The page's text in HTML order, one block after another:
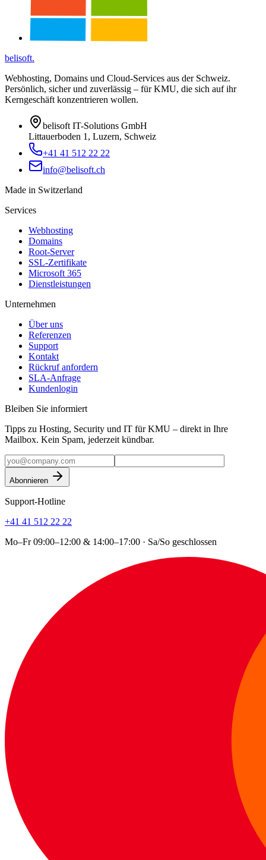
belisoft.
Webhosting, Domains und Cloud-Services aus der Schweiz.
Persönlich, sicher und zuverlässig – für KMU, die sich auf ihr
Kerngeschäft konzentrieren wollen.
belisoft IT-Solutions GmbH
Littauerboden 1, Luzern, Schweiz
+41 41 512 22 22
info@belisoft.ch
Made in Switzerland
Services
Webhosting
Domains
Root-Server
SSL-Zertifikate
Microsoft 365
Dienstleistungen
Unternehmen
Über uns
Referenzen
Support
Kontakt
Rückruf anfordern
SLA-Anfrage
Kundenlogin
Bleiben Sie informiert
Tipps zu Hosting, Security und IT für KMU – direkt in Ihre
Mailbox. Kein Spam, jederzeit kündbar.
Abonnieren
Support-Hotline
+41 41 512 22 22
Mo–Fr 09:00–12:00 & 14:00–17:00 · Sa/So geschlossen